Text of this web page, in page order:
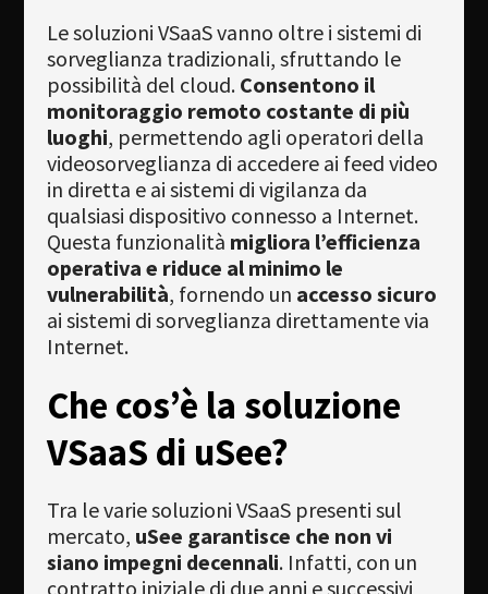
Le soluzioni VSaaS vanno oltre i sistemi di
sorveglianza tradizionali, sfruttando le
possibilità del cloud. Consentono il
monitoraggio remoto costante di più
luoghi, permettendo agli operatori della
videosorveglianza di accedere ai feed video
in diretta e ai sistemi di vigilanza da
qualsiasi dispositivo connesso a Internet.
Questa funzionalità migliora l’efficienza
operativa e riduce al minimo le
vulnerabilità, fornendo un accesso sicuro
ai sistemi di sorveglianza direttamente via
Internet.
Che cos’è la soluzione
VSaaS di uSee?
Tra le varie soluzioni VSaaS presenti sul
mercato, uSee garantisce che non vi
siano impegni decennali. Infatti, con un
contratto iniziale di due anni e successivi